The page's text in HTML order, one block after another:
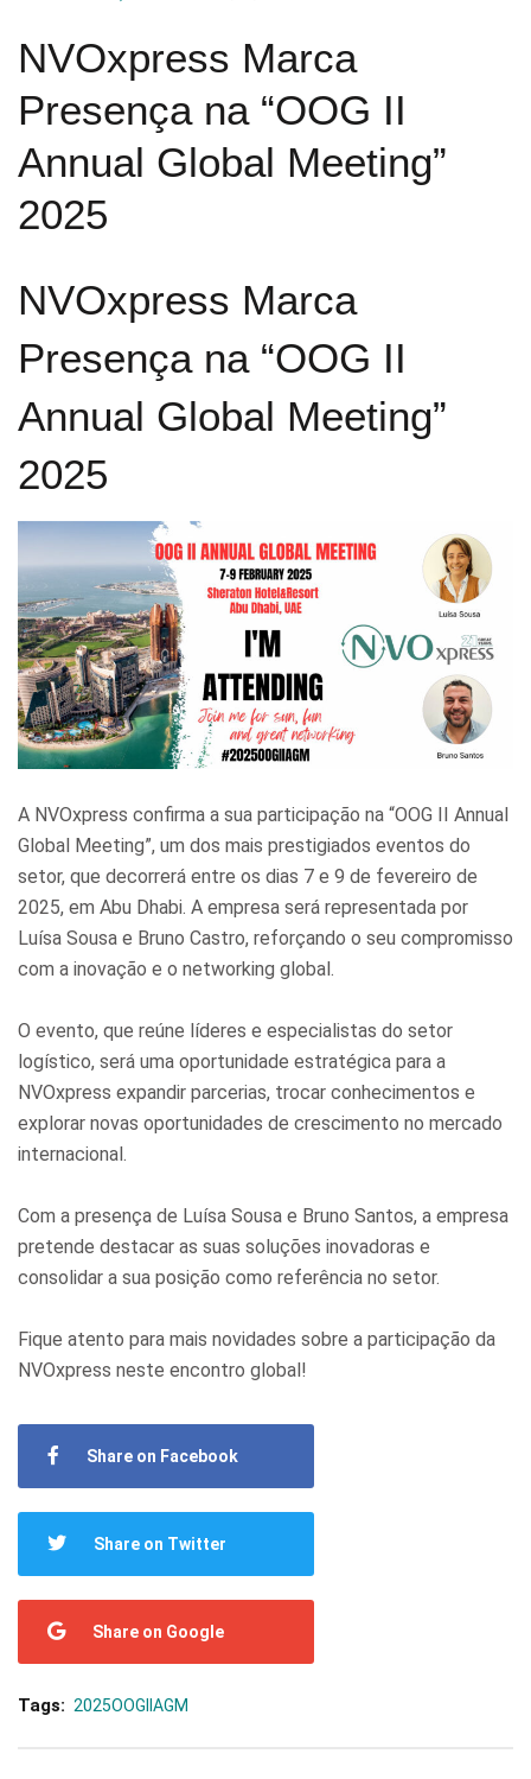
NVOxpress Marca
Presença na “OOG II
Annual Global Meeting”
2025
NVOxpress Marca
Presença na “OOG II
Annual Global Meeting”
2025
A NVOxpress confirma a sua participação na “OOG II Annual
Global Meeting”, um dos mais prestigiados eventos do
setor, que decorrerá entre os dias 7 e 9 de fevereiro de
2025, em Abu Dhabi. A empresa será representada por
Luísa Sousa e Bruno Castro, reforçando o seu compromisso
com a inovação e o networking global.
O evento, que reúne líderes e especialistas do setor
logístico, será uma oportunidade estratégica para a
NVOxpress expandir parcerias, trocar conhecimentos e
explorar novas oportunidades de crescimento no mercado
internacional.
Com a presença de Luísa Sousa e Bruno Santos, a empresa
pretende destacar as suas soluções inovadoras e
consolidar a sua posição como referência no setor.
Fique atento para mais novidades sobre a participação da
NVOxpress neste encontro global!
Share on Facebook
Share on Twitter
Share on Google
Tags: 2025OOGIIAGM